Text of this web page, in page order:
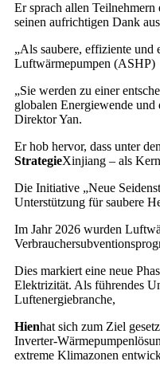
Er sprach allen
seinen aufrichtigen Dank
„Als saubere, effiziente und
Luftwärmepumpen (ASHP)
„Sie werden zu einer
globalen Energiewende
Direktor Yan.
Er hob hervor, dass unter
StrategieXinjiang – als
Die Initiative „Neue
Unterstützung für saubere
Im Jahr 2026 wurden
Dies markiert eine neue
Elektrizität. Als führendes
Luftenergiebranche,
Hienhat sich zum Ziel
Inverter-
extreme Klimazonen